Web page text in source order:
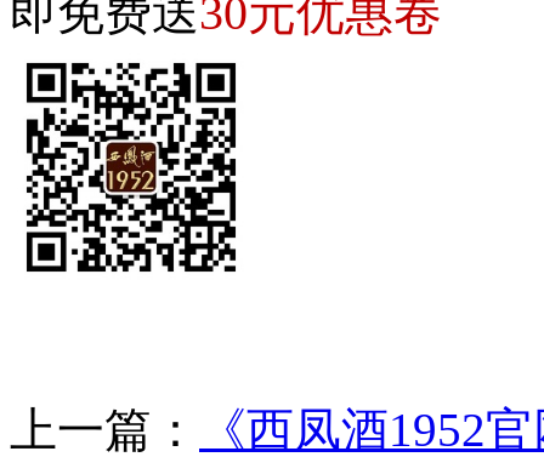
即免费送30元优惠卷
上一篇：
《西凤酒1952